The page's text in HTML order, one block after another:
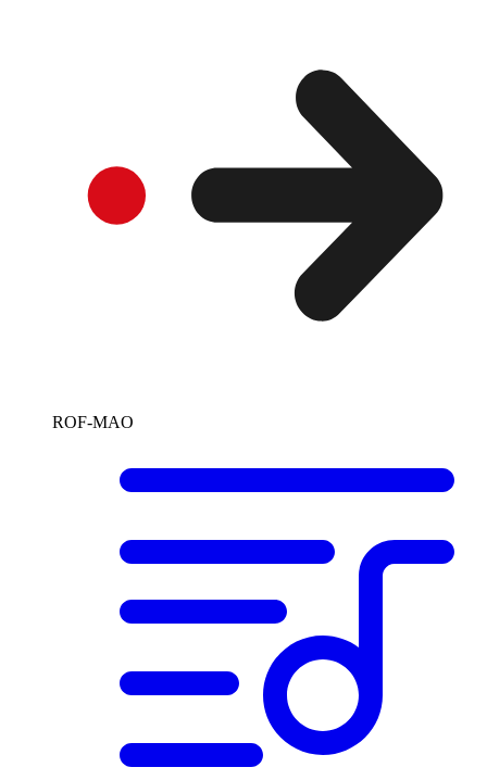
ROF-MAO